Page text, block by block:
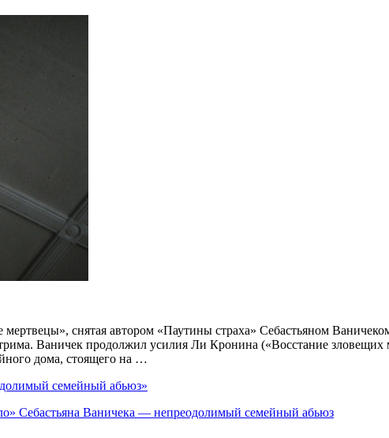
снятая автором «Паутины страха» Себастьяном
Ваничек продолжил усилия Ли Кронина («Восстание
дома, стоящего на …
семейный абьюз»
Себастьяна Ваничека — непреодолимый семейный абьюз